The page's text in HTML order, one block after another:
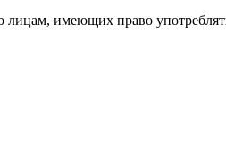
лицам, имеющих право